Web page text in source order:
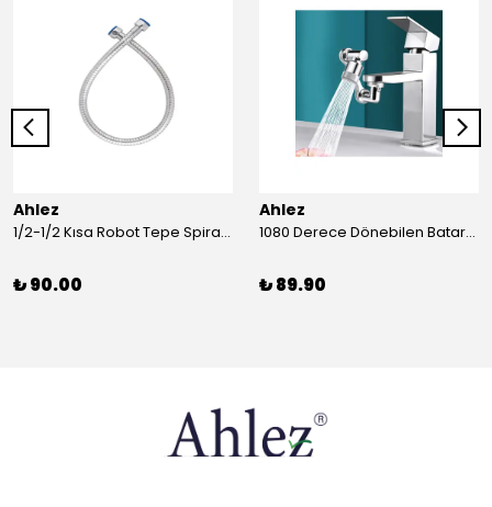
Ahlez
1/2-1/2 Kısa Robot Tepe Spiral Duş Hortumu 60cm
₺ 90.00
Ahlez
1080 Derece Dönebilen Batarya Musluk Başlığı Krom Batarya 2 Fonksiyonlu Musluk Başlığı
₺ 89.90